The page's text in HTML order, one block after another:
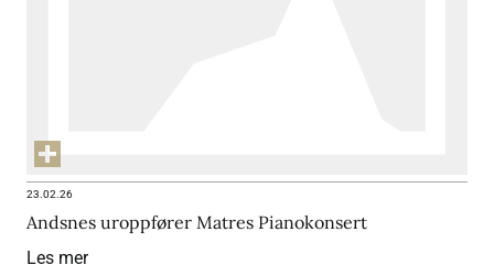
23.02.26
Andsnes uroppfører Matres Pianokonsert
Les mer